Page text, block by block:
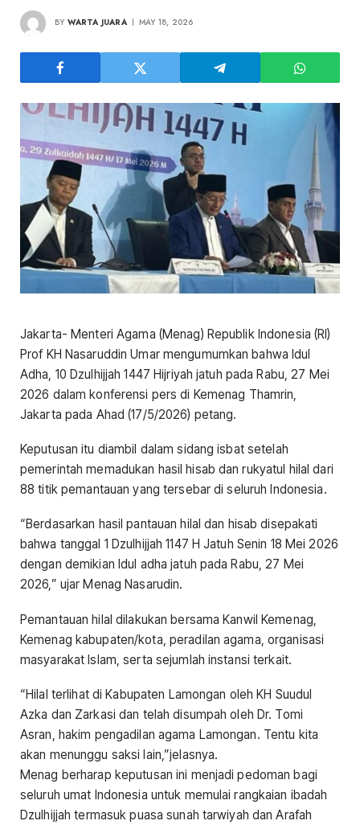
BY WARTA JUARA MAY 18, 2026
Jakarta- Menteri Agama (Menag) Republik Indonesia (RI)
Prof KH Nasaruddin Umar mengumumkan bahwa Idul
Adha, 10 Dzulhijjah 1447 Hijriyah jatuh pada Rabu, 27 Mei
2026 dalam konferensi pers di Kemenag Thamrin,
Jakarta pada Ahad (17/5/2026) petang.
Keputusan itu diambil dalam sidang isbat setelah
pemerintah memadukan hasil hisab dan rukyatul hilal dari
88 titik pemantauan yang tersebar di seluruh Indonesia.
“Berdasarkan hasil pantauan hilal dan hisab disepakati
bahwa tanggal 1 Dzulhijjah 1147 H Jatuh Senin 18 Mei 2026
dengan demikian Idul adha jatuh pada Rabu, 27 Mei
2026,” ujar Menag Nasarudin.
Pemantauan hilal dilakukan bersama Kanwil Kemenag,
Kemenag kabupaten/kota, peradilan agama, organisasi
masyarakat Islam, serta sejumlah instansi terkait.
“Hilal terlihat di Kabupaten Lamongan oleh KH Suudul
Azka dan Zarkasi dan telah disumpah oleh Dr. Tomi
Asran, hakim pengadilan agama Lamongan. Tentu kita
akan menunggu saksi lain,”jelasnya.
Menag berharap keputusan ini menjadi pedoman bagi
seluruh umat Indonesia untuk memulai rangkaian ibadah
Dzulhijjah termasuk puasa sunah tarwiyah dan Arafah